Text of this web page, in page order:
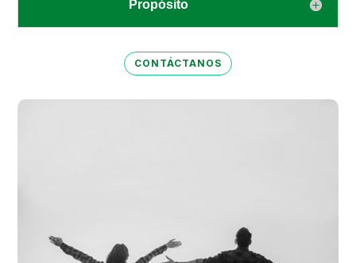
Propósito
CONTÁCTANOS